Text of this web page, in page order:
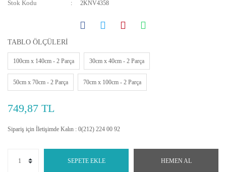
Stok Kodu 2KNV4358
TABLO ÖLÇÜLERİ
100cm x 140cm - 2 Parça 30cm x 40cm - 2 Parça
50cm x 70cm - 2 Parça 70cm x 100cm - 2 Parça
749,87 TL
Sipariş için İletişimde Kalın : 0(212) 224 00 92
SEPETE EKLE HEMEN AL